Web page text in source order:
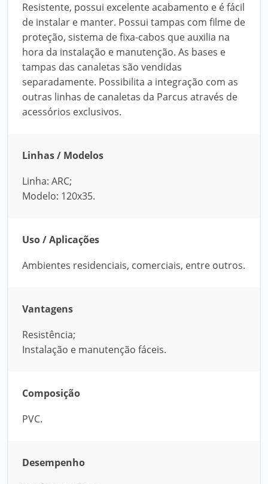
Resistente, possui excelente acabamento e é fácil
de instalar e manter. Possui tampas com filme de
proteção, sistema de fixa-cabos que auxilia na
hora da instalação e manutenção. As bases e
tampas das canaletas são vendidas
separadamente. Possibilita a integração com as
outras linhas de canaletas da Parcus através de
acessórios exclusivos.
Linhas / Modelos
Linha: ARC;
Modelo: 120x35.
Uso / Aplicações
Ambientes residenciais, comerciais, entre outros.
Vantagens
Resistência;
Instalação e manutenção fáceis.
Composição
PVC.
Desempenho